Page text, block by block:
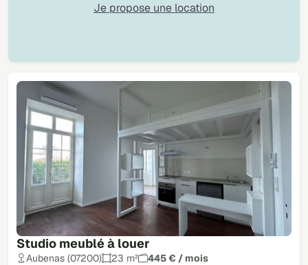
Studio meublé à louer
Aubenas (07200) 23 m² 445 € / mois
Je propose une location